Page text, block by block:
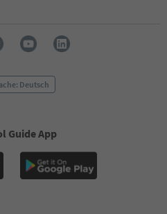
Deutsch
Guide App